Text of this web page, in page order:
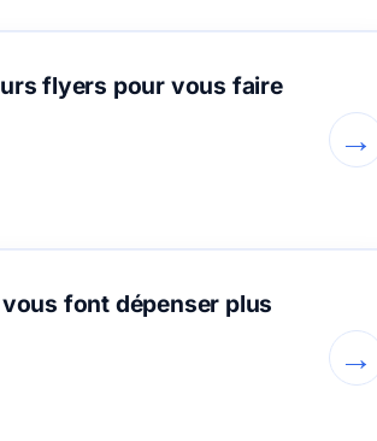
flyers pour vous faire
→
font dépenser plus
→